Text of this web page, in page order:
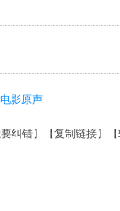
电影原声
纠错】【复制链接】【